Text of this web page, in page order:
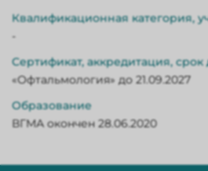
Квалификационная категория,
-
Сертификат, аккредитация, срок
«Офтальмология» до 21.09.2027
Образование
ВГМА окончен 28.06.2020